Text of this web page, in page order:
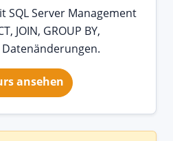
SQL Server Management
JOIN, GROUP BY,
ansehen